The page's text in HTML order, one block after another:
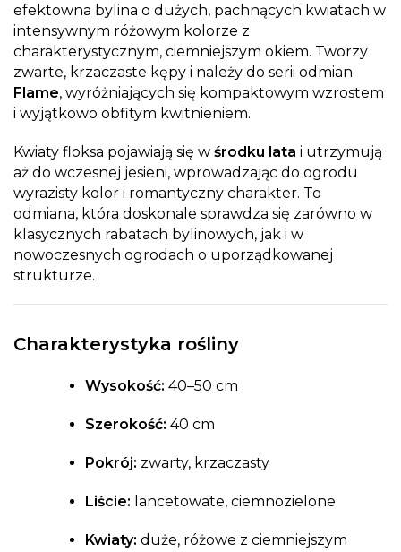
efektowna bylina o dużych, pachnących kwiatach w
intensywnym różowym kolorze z
charakterystycznym, ciemniejszym okiem. Tworzy
zwarte, krzaczaste kępy i należy do serii odmian
Flame, wyróżniających się kompaktowym wzrostem
i wyjątkowo obfitym kwitnieniem.
Kwiaty floksa pojawiają się w środku lata i utrzymują
aż do wczesnej jesieni, wprowadzając do ogrodu
wyrazisty kolor i romantyczny charakter. To
odmiana, która doskonale sprawdza się zarówno w
klasycznych rabatach bylinowych, jak i w
nowoczesnych ogrodach o uporządkowanej
strukturze.
Charakterystyka rośliny
Wysokość: 40–50 cm
Szerokość: 40 cm
Pokrój: zwarty, krzaczasty
Liście: lancetowate, ciemnozielone
Kwiaty: duże, różowe z ciemniejszym